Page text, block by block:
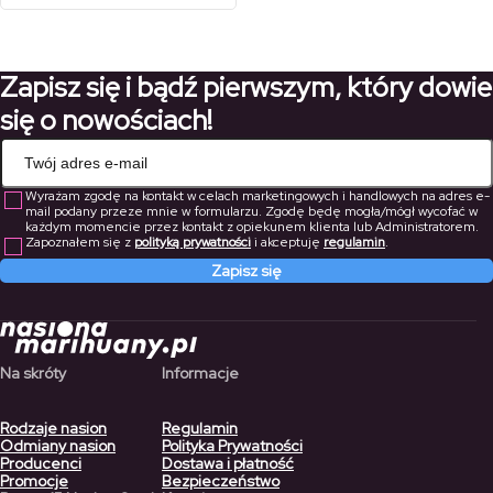
68,00 zł
cen:
283,50 zł
Zapisz się i bądź pierwszym, który dowie
się o nowościach!
Wyrażam zgodę na kontakt w celach marketingowych i handlowych na adres e-
mail podany przeze mnie w formularzu. Zgodę będę mogła/mógł wycofać w
każdym momencie przez kontakt z opiekunem klienta lub Administratorem.
Zapoznałem się z polityką prywatnościi akceptuję regulamin.
Zapisz się
Na skróty
Rodzaje nasion
Odmiany nasion
Producenci
Promocje
Informacje
Regulamin
Polityka Prywatności
Dostawa i płatność
Bezpieczeństwo